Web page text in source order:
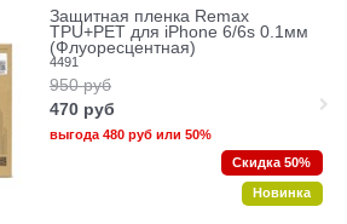
Защитная пленка Remax
TPU+PET для iPhone 6/6s 0.1мм
(Флуоресцентная)
4491
950 руб
470 руб
выгода480 рубили 50%
Скидка 50%
Новинка